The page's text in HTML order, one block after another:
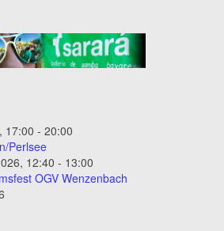
, 17:00 - 20:00
Perlsee
, 12:40 - 13:00
OGV Wenzenbach